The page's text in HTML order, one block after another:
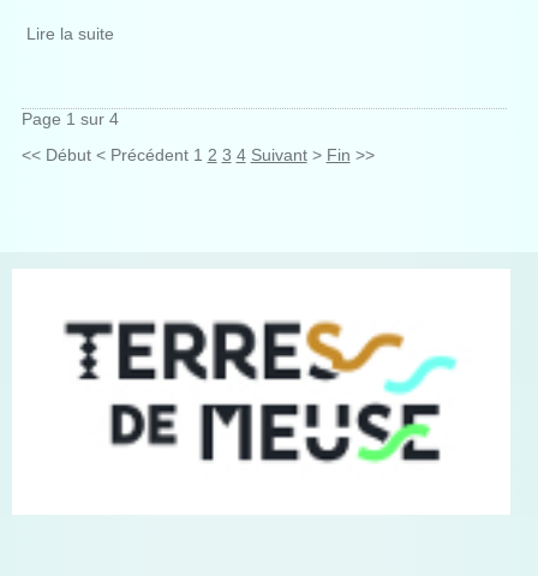
Lire la suite
Page 1 sur 4
<< Début< Précédent 1 2 3 4 Suivant> Fin >>